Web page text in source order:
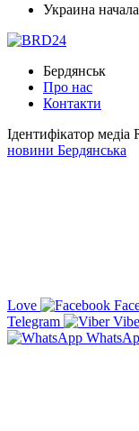
Украина
Бердянськ
Про нас
Контакти
Ідентифікатор медіа
новини Бердянська
Love
Telegram